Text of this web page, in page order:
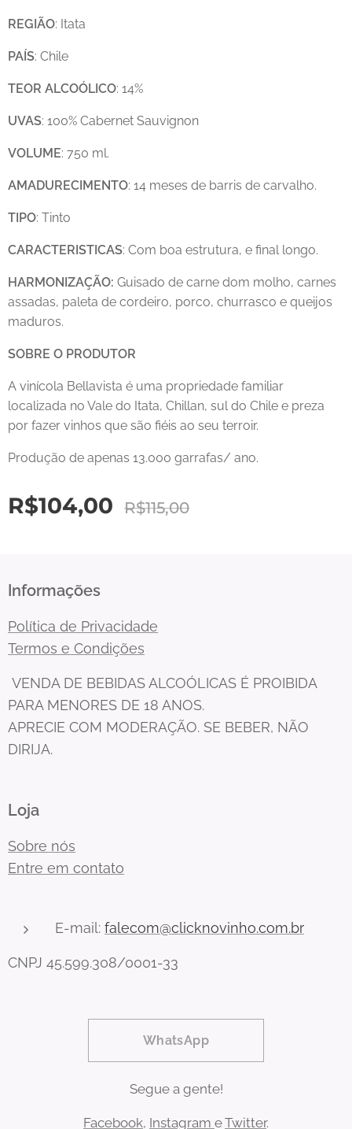
REGIÃO: Itata
PAÍS: Chile
TEOR ALCOÓLICO: 14%
UVAS: 100% Cabernet Sauvignon
VOLUME: 750 ml.
AMADURECIMENTO: 14 meses de barris de carvalho.
TIPO: Tinto
CARACTERISTICAS: Com boa estrutura, e final longo.
HARMONIZAÇÃO: Guisado de carne dom molho, carnes
assadas, paleta de cordeiro, porco, churrasco e queijos
maduros.
SOBRE O PRODUTOR
A vinícola Bellavista é uma propriedade familiar
localizada no Vale do Itata, Chillan, sul do Chile e preza
por fazer vinhos que são fiéis ao seu terroir.
Produção de apenas 13.000 garrafas/ ano.
R$104,00 R$115,00
Informações
Política de Privacidade
Termos e Condições
VENDA DE BEBIDAS ALCOÓLICAS É PROIBIDA
PARA MENORES DE 18 ANOS.
APRECIE COM MODERAÇÃO. SE BEBER, NÃO
DIRIJA.
Loja
Sobre nós
Entre em contato
E-mail: falecom@clicknovinho.com.br
CNPJ 45.599.308/0001-33
WhatsApp
Segue a gente!
Facebook, Instagram eTwitter.